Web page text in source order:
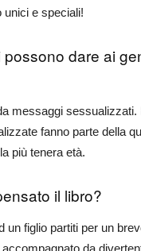
e speciali!
dare ai
messaggi
fanno parte della
più tenera età.
il libro?
figlio partiti per un
da